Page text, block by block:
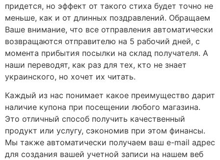
придется, но эффект от такого стиха будет точно не
меньше, как и от длинных поздравлений. Обращаем
Ваше внимание, что все отправления автоматически
возвращаются отправителю на 5 рабочий дней, с
момента прибытия посылки на склад получателя. А
наши переводят, как раз для тех, кто не знает
украинского, но хочет их читать.
Каждый из нас понимает какое преимущество дарит
наличие купона при посещении любого магазина.
Это отличный способ получить качественный
продукт или услугу, сэкономив при этом финансы.
Мы также автоматически получаем ваш e-mail адрес
для создания вашей учетной записи на нашем веб